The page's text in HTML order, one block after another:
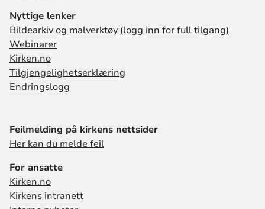
Nyttige lenker
Bildearkiv og malverktøy (logg inn for full tilgang)
Webinarer
Kirken.no
Tilgjengelighetserklæring
Endringslogg
Feilmelding på kirkens nettsider
Her kan du melde feil
For ansatte
Kirken.no
Kirkens intranett